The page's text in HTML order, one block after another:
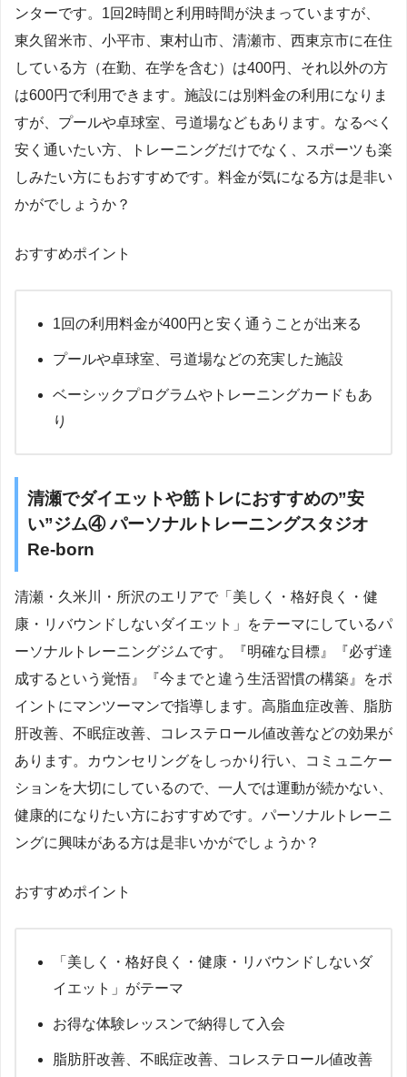
ンターです。1回2時間と利用時間が決まっていますが、
東久留米市、小平市、東村山市、清瀬市、西東京市に在住
している方（在勤、在学を含む）は400円、それ以外の方
は600円で利用できます。施設には別料金の利用になりま
すが、プールや卓球室、弓道場などもあります。なるべく
安く通いたい方、トレーニングだけでなく、スポーツも楽
しみたい方にもおすすめです。料金が気になる方は是非い
かがでしょうか？
おすすめポイント
1回の利用料金が400円と安く通うことが出来る
プールや卓球室、弓道場などの充実した施設
ベーシックプログラムやトレーニングカードもあ
り
清瀬でダイエットや筋トレにおすすめの”安
い”ジム④ パーソナルトレーニングスタジオ
Re-born
清瀬・久米川・所沢のエリアで「美しく・格好良く・健
康・リバウンドしないダイエット」をテーマにしているパ
ーソナルトレーニングジムです。『明確な目標』『必ず達
成するという覚悟』『今までと違う生活習慣の構築』をポ
イントにマンツーマンで指導します。高脂血症改善、脂肪
肝改善、不眠症改善、コレステロール値改善などの効果が
あります。カウンセリングをしっかり行い、コミュニケー
ションを大切にしているので、一人では運動が続かない、
健康的になりたい方におすすめです。パーソナルトレーニ
ングに興味がある方は是非いかがでしょうか？
おすすめポイント
「美しく・格好良く・健康・リバウンドしないダ
イエット」がテーマ
お得な体験レッスンで納得して入会
脂肪肝改善、不眠症改善、コレステロール値改善